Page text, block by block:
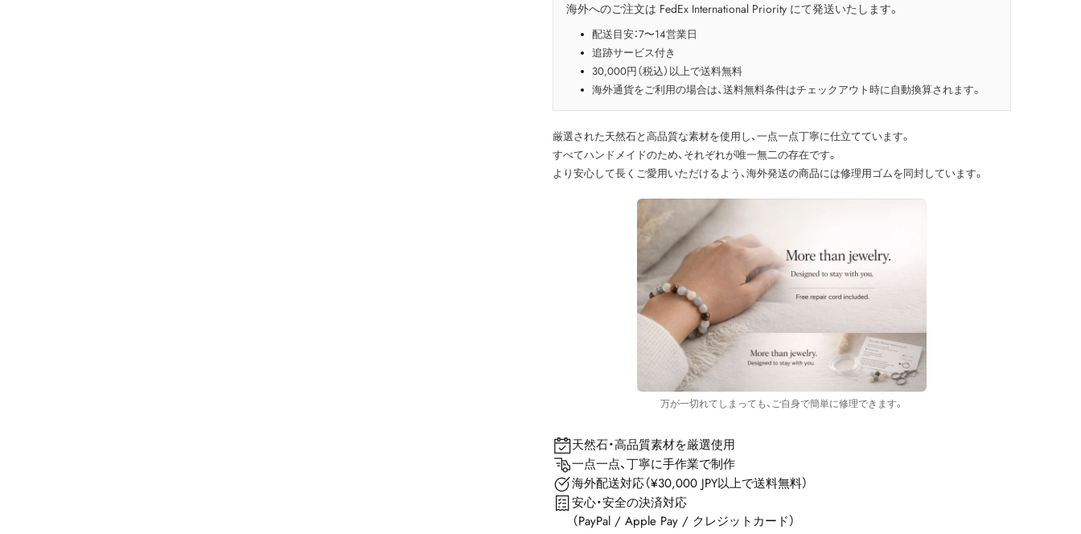
海外へのご注文は FedEx International Priority にて発送いたします。
配送目安：7〜14営業日
追跡サービス付き
30,000円（税込）以上で送料無料
海外通貨をご利用の場合は、送料無料条件はチェックアウト時に自動換算されます。
厳選された天然石と高品質な素材を使用し、一点一点丁寧に仕立てています。
すべてハンドメイドのため、それぞれが唯一無二の存在です。
より安心して長くご愛用いただけるよう、海外発送の商品には修理用ゴムを同封しています。
万が一切れてしまっても、ご自身で簡単に修理できます。
天然石・高品質素材を厳選使用
一点一点、丁寧に手作業で制作
海外配送対応（¥30,000 JPY以上で送料無料）
安心・安全の決済対応
（PayPal / Apple Pay / クレジットカード）